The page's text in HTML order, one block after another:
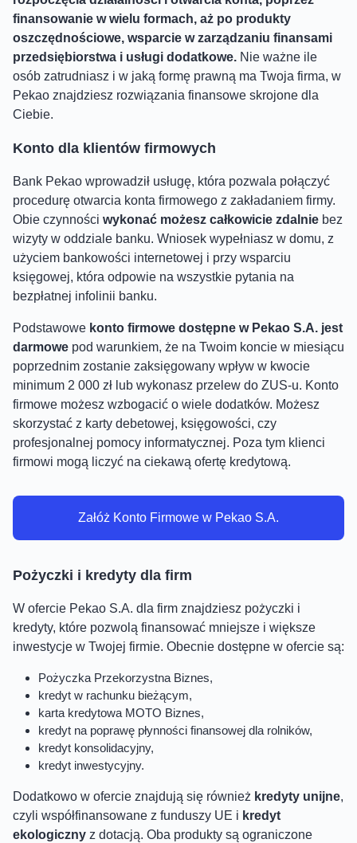
finansowanie w wielu formach, aż po produkty
oszczędnościowe, wsparcie w zarządzaniu finansami
przedsiębiorstwa i usługi dodatkowe. Nie ważne ile
osób zatrudniasz i w jaką formę prawną ma Twoja firma, w
Pekao znajdziesz rozwiązania finansowe skrojone dla
Ciebie.
Konto dla klientów firmowych
Bank Pekao wprowadził usługę, która pozwala połączyć
procedurę otwarcia konta firmowego z zakładaniem firmy.
Obie czynności wykonać możesz całkowicie zdalnie bez
wizyty w oddziale banku. Wniosek wypełniasz w domu, z
użyciem bankowości internetowej i przy wsparciu
księgowej, która odpowie na wszystkie pytania na
bezpłatnej infolinii banku.
Podstawowe konto firmowe dostępne w Pekao S.A. jest
darmowe pod warunkiem, że na Twoim koncie w miesiącu
poprzednim zostanie zaksięgowany wpływ w kwocie
minimum 2 000 zł lub wykonasz przelew do ZUS-u. Konto
firmowe możesz wzbogacić o wiele dodatków. Możesz
skorzystać z karty debetowej, księgowości, czy
profesjonalnej pomocy informatycznej. Poza tym klienci
firmowi mogą liczyć na ciekawą ofertę kredytową.
Załóż Konto Firmowe w Pekao S.A.
Pożyczki i kredyty dla firm
W ofercie Pekao S.A. dla firm znajdziesz pożyczki i
kredyty, które pozwolą finansować mniejsze i większe
inwestycje w Twojej firmie. Obecnie dostępne w ofercie są:
Pożyczka Przekorzystna Biznes,
kredyt w rachunku bieżącym,
karta kredytowa MOTO Biznes,
kredyt na poprawę płynności finansowej dla rolników,
kredyt konsolidacyjny,
kredyt inwestycyjny.
Dodatkowo w ofercie znajdują się również kredyty unijne,
czyli współfinansowane z funduszy UE i kredyt
ekologiczny z dotacją. Oba produkty są ograniczone